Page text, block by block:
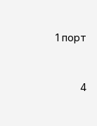
1 порт
4